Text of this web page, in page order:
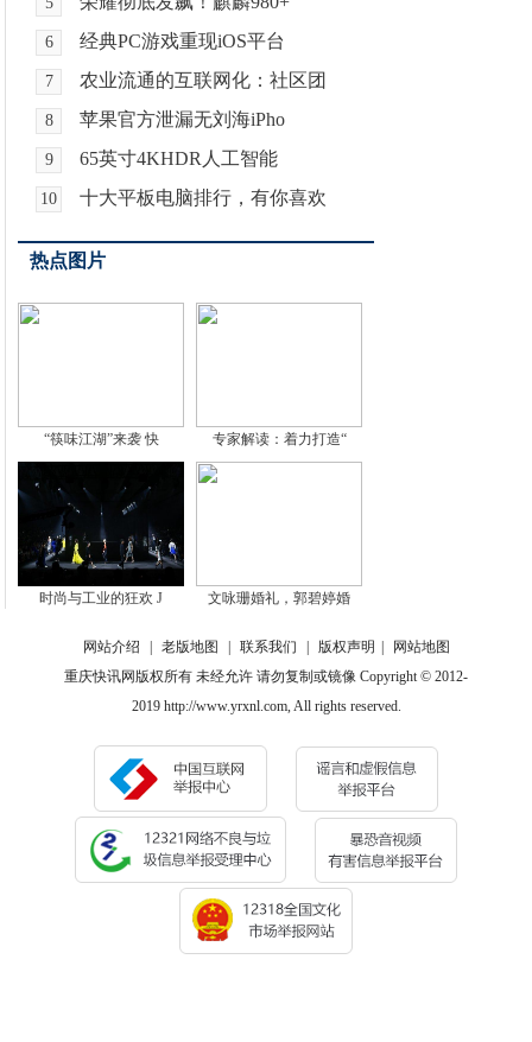
6 经典PC游戏重现iOS平台
7 农业流通的互联网化：社区团
8 苹果官方泄漏无刘海iPho
9 65英寸4KHDR人工智能
10 十大平板电脑排行，有你喜欢
热点图片
“筷味江湖”来袭 快 专家解读：着力打造“
时尚与工业的狂欢 J 文咏珊婚礼，郭碧婷婚
网站介绍 老版地图 联系我们 版权声明
网站地图
重庆快讯网版权所有 未经允许 请勿复制或镜像 Copyright © 2012-
2019 http://www.yrxnl.com, All rights reserved.